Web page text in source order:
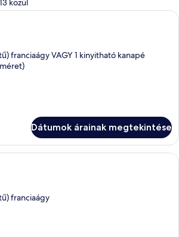
közül
Hipoallergén ágynemű, széf a
franciaágy VAGY 1 kinyitható kanapé
Dátumok árainak megtekintése
Egy szállodai szoba, amelyben egy
franciaágy